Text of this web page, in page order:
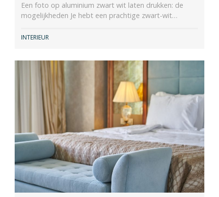
Een foto op aluminium zwart wit laten drukken: de
mogelijkheden Je hebt een prachtige zwart-wit…
INTERIEUR